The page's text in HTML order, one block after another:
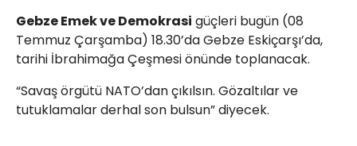
Gebze Emek ve Demokrasi güçleri bugün (08
Temmuz Çarşamba) 18.30’da Gebze Eskiçarşı’da,
tarihi İbrahimağa Çeşmesi önünde toplanacak.
“Savaş örgütü NATO’dan çıkılsın. Gözaltılar ve
tutuklamalar derhal son bulsun” diyecek.